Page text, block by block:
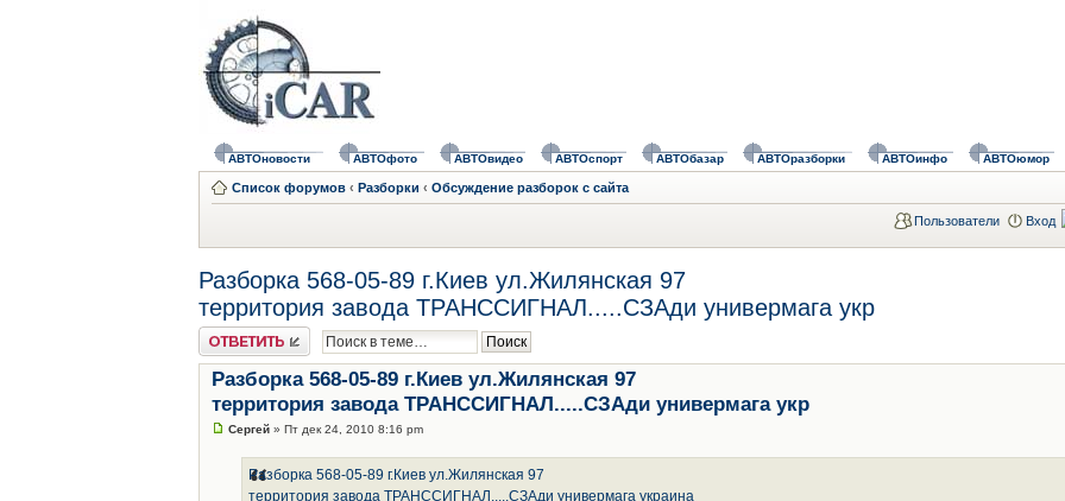
АВТОновости АВТОфото АВТОвидео АВТОспорт АВТОбазар АВТОразборки АВТОинфо АВТОюмор
Список форумов ‹ Разборки ‹ Обсуждение разборок с сайта
Пользователи Вход
Разборка 568-05-89 г.Киев ул.Жилянская 97
территория завода ТРАНССИГНАЛ.....СЗАди универмага укр
Ответить
Разборка 568-05-89 г.Киев ул.Жилянская 97
территория завода ТРАНССИГНАЛ.....СЗАди универмага укр
Сергей » Пт дек 24, 2010 8:16 pm
Разборка 568-05-89 г.Киев ул.Жилянская 97
территория завода ТРАНССИГНАЛ.....СЗАди универмага украина